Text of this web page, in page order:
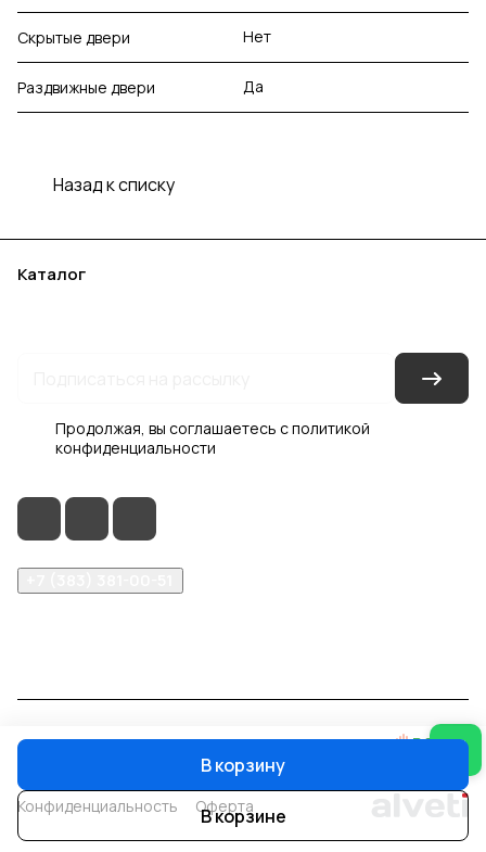
В корзину
В корзине
Скрытые двери Нет
Раздвижные двери Да
Назад к списку
Каталог
Продолжая, вы соглашаетесь сполитикой
конфиденциальности
© 2026 Интер-Двери
Конфиденциальность Оферта